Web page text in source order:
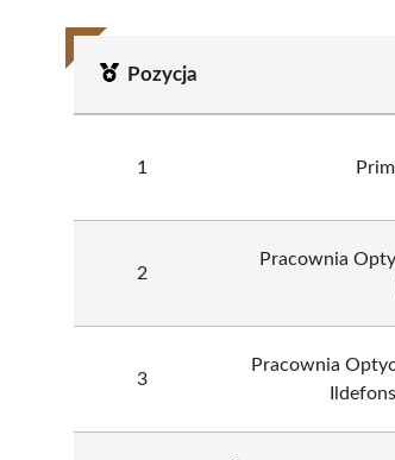
Pozycja
1
2
Pracownia
3
Pracownia